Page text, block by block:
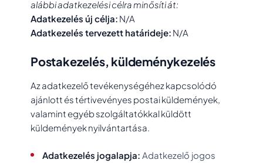
alábbi adatkezelési célra minősíti át:
Adatkezelés új célja: N/A
Adatkezelés tervezett határideje: N/A
Postakezelés, küldeménykezelés
Az adatkezelő tevékenységéhez kapcsolódó
ajánlott és tértivevényes postai küldemények,
valamint egyéb szolgáltatókkal küldött
küldemények nyilvántartása.
Adatkezelés jogalapja: Adatkezelő jogos